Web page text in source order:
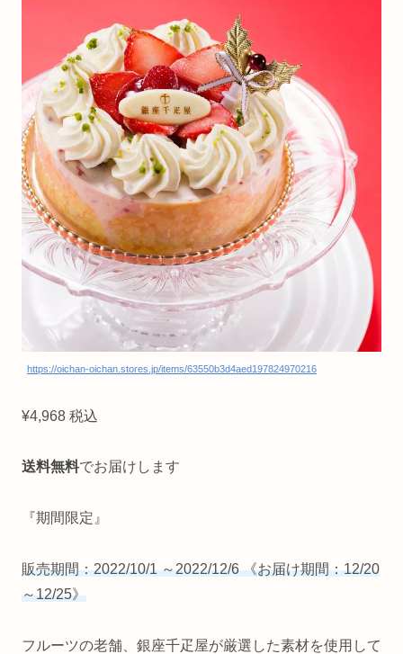
https://oichan-oichan.stores.jp/items/63550b3d4aed197824970216
¥4,968 税込
送料無料でお届けします
『期間限定』
販売期間：2022/10/1 ～2022/12/6 《お届け期間：12/20
～12/25》
フルーツの老舗、銀座千疋屋が厳選した素材を使用して